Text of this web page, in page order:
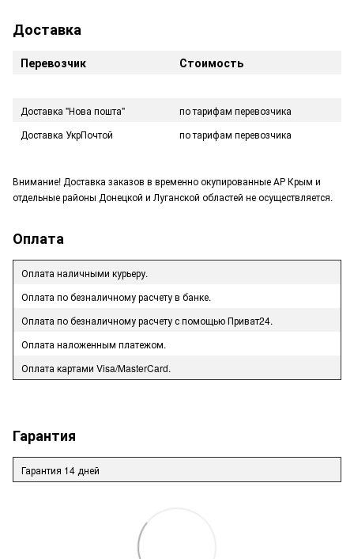
Доставка
Перевозчик Стоимость
Доставка "Нова пошта"
по тарифам перевозчика
Доставка УкрПочтой
по тарифам перевозчика
Внимание! Доставка заказов в временно окупированные АР Крым и
отдельные районы Донецкой и Луганской областей не осуществляется.
Оплата
Оплата наличными курьеру.
Оплата по безналичному расчету в банке.
Оплата по безналичному расчету с помощью Приват24.
Оплата наложенным платежом.
Оплата картами Visa/MasterCard.
Гарантия
Гарантия 14 дней